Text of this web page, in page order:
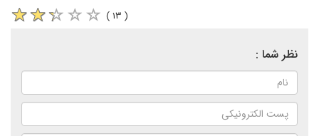
( ۱۳ )
نظر شما :